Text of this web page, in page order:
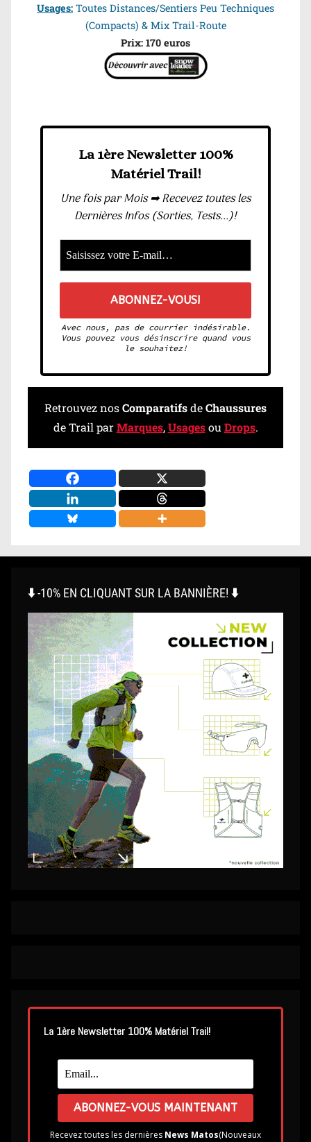
Usages: Toutes Distances/Sentiers Peu Techniques
(Compacts) & Mix Trail-Route
Prix: 170 euros
La 1ère Newsletter 100%
Matériel Trail!
Une fois par Mois ➡ Recevez toutes les
Dernières Infos (Sorties, Tests...)!
Avec nous, pas de courrier indésirable.
Vous pouvez vous désinscrire quand vous
le souhaitez!
Retrouvez nosComparatifsdeChaussures
de Trail parMarques, Usagesou Drops.
⬇️ -10% EN CLIQUANT SUR LA BANNIÈRE! ⬇️
La 1ère Newsletter 100% Matériel Trail!
Recevez toutes les dernières News Matos(Nouveaux